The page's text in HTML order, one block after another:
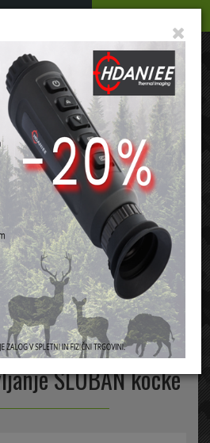
de
in igrače
kocke
Razvrsti po: ceni nazivu
SLUBAN kocke